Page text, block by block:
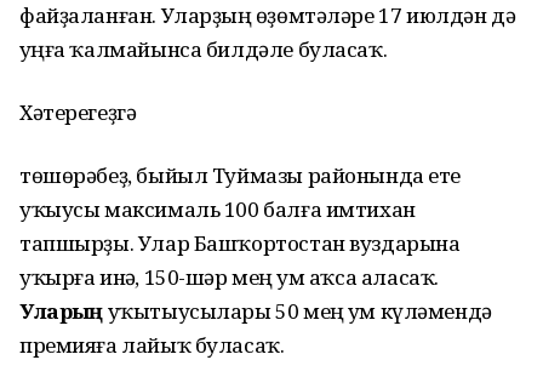
файҙаланған.Уларҙыңһөҙөмтәләре17 июлдән дә
һуңға ҡалмайынса билдәле буласаҡ.
Хәтерегеҙгә
төшөрәбеҙ, быйыл Туймазы районында ете
уҡыусы максималь 100 балға имтихан
тапшырҙы.УларБашҡортостанвуздарына
уҡырғаинһә, 150-шәр меңһум аҡса аласаҡ.
Уларҙыңуҡытыусылары 50 мең һум күләмендә
премияға лайыҡ буласаҡ.